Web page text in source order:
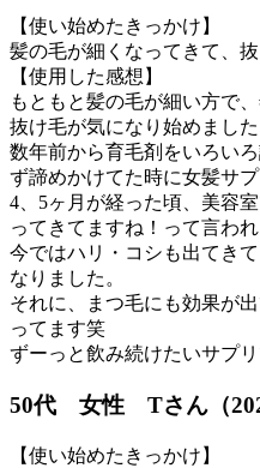
【使い始めたきっかけ】
髪の毛が細くなってきて、
【使用した感想】
もともと髪の毛が細い方で
抜け毛が気になり始めました
数年前から育毛剤をいろい
ず諦めかけてた時に女髪サ
4、5ヶ月が経った頃、美容
ってきてますね！って言わ
今ではハリ・コシも出てき
なりました。
それに、まつ毛にも効果が
ってます笑
ずーっと飲み続けたいサプリ
50代 女性 Tさん（
【使い始めたきっかけ】